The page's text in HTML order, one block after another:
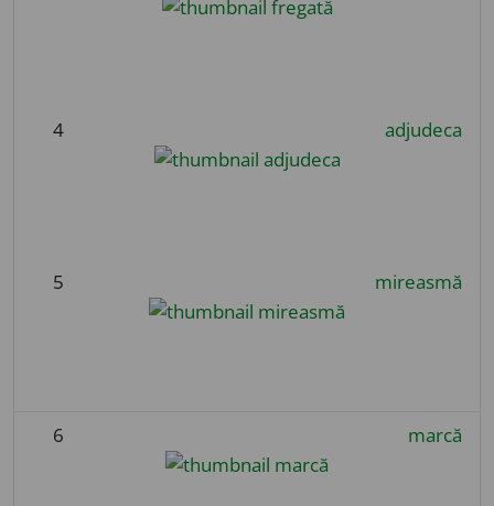
4 adjudeca
5 mireasmă
6 marcă